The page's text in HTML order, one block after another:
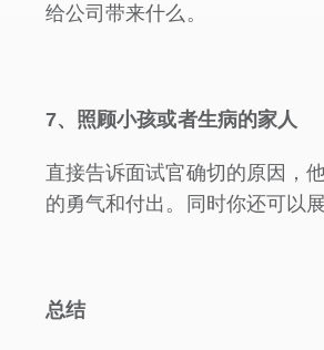
给公司带来什么。
7、照顾小孩或者生病的家人
直接告诉面试官确切的原因，
的勇气和付出。同时你还可以
总结